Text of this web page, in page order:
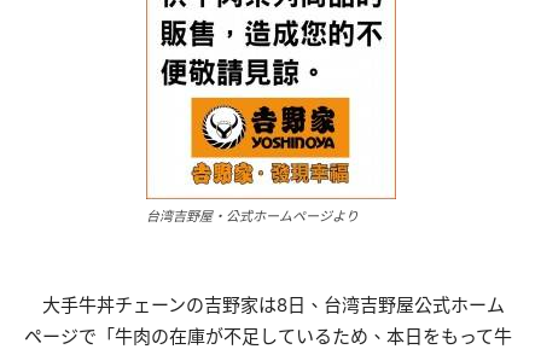
台湾吉野屋・公式ホームページより
大手牛丼チェーンの吉野家は8日、台湾吉野屋公式ホーム
ページで「牛肉の在庫が不足しているため、本日をもって牛